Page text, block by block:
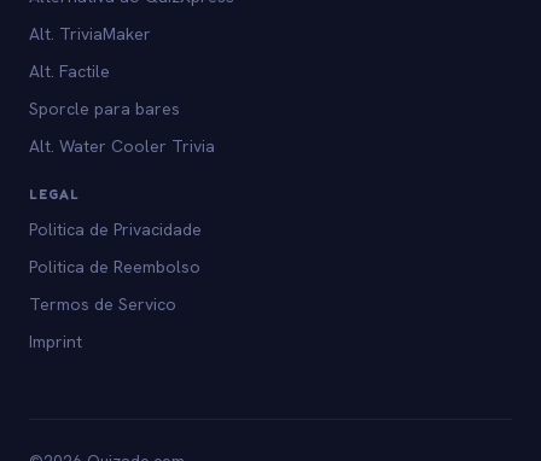
Alt. TriviaMaker
Alt. Factile
Sporcle para bares
Alt. Water Cooler Trivia
LEGAL
Politica de Privacidade
Politica de Reembolso
Termos de Servico
Imprint